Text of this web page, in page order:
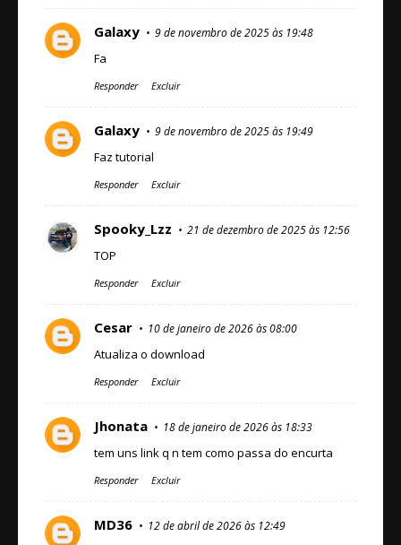
Galaxy 9 de novembro de 2025 às 19:48
Fa
Responder Excluir
Galaxy 9 de novembro de 2025 às 19:49
Faz tutorial
Responder Excluir
Spooky_Lzz 21 de dezembro de 2025 às 12:56
TOP
Responder Excluir
Cesar 10 de janeiro de 2026 às 08:00
Atualiza o download
Responder Excluir
Jhonata 18 de janeiro de 2026 às 18:33
tem uns link q n tem como passa do encurta
Responder Excluir
MD36 12 de abril de 2026 às 12:49